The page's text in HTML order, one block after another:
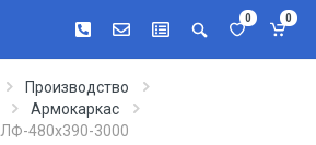
0 0
Производство
Армокаркас
480х390-3000